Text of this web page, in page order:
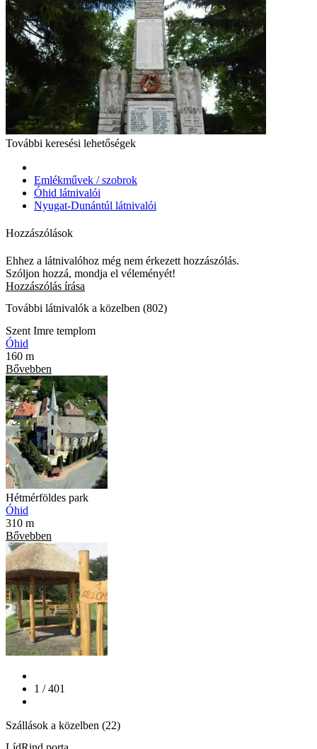
További keresési lehetőségek
Emlékművek / szobrok
Óhid látnivalói
Nyugat-Dunántúl látnivalói
Hozzászólások
Ehhez a látnivalóhoz még nem érkezett hozzászólás.
Szóljon hozzá, mondja el véleményét!
Hozzászólás írása
További látnivalók a közelben (802)
Szent Imre templom
Óhid
160 m
Bővebben
Hétmérföldes park
Óhid
310 m
Bővebben
1 / 401
Szállások a közelben (22)